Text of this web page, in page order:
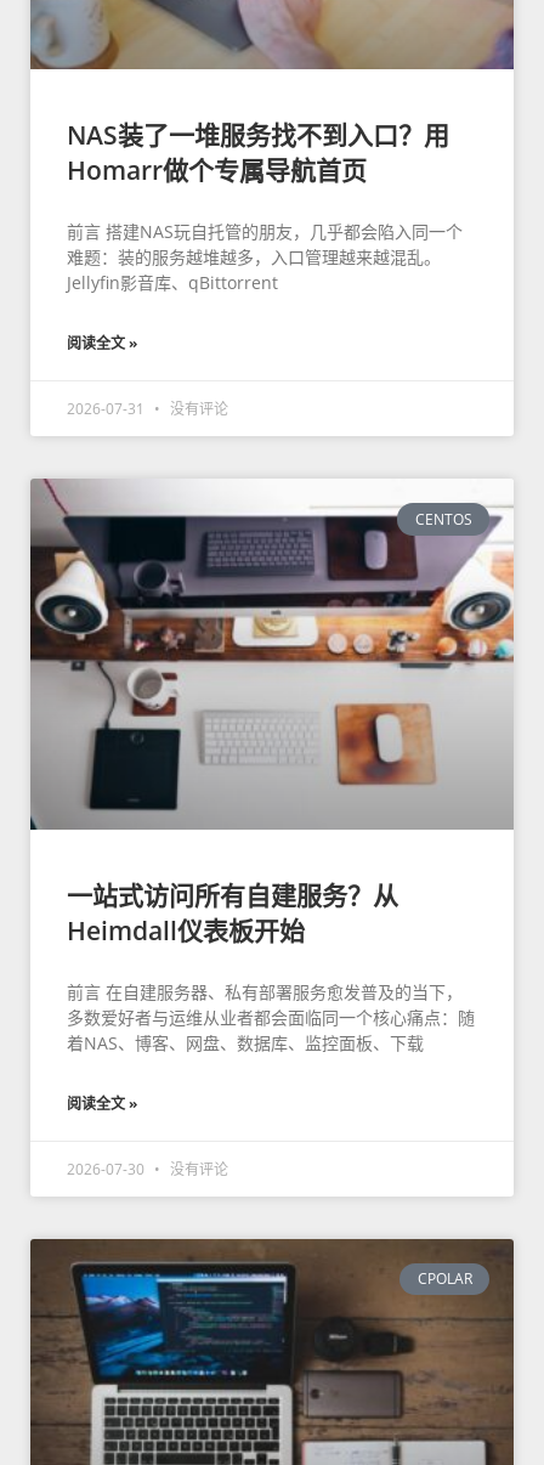
NAS装了一堆服务找不到入口？用
Homarr做个专属导航首页
前言 搭建NAS玩自托管的朋友，几乎都会陷入同一个
难题：装的服务越堆越多，入口管理越来越混乱。
Jellyfin影音库、qBittorrent
阅读全文 »
2026-07-31 没有评论
CENTOS
一站式访问所有自建服务？从
Heimdall仪表板开始
前言 在自建服务器、私有部署服务愈发普及的当下，
多数爱好者与运维从业者都会面临同一个核心痛点：随
着NAS、博客、网盘、数据库、监控面板、下载
阅读全文 »
2026-07-30 没有评论
CPOLAR